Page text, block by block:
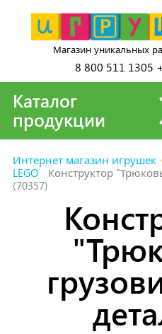
Магазин уникальных
8 800 511 1305
Каталог
продукции
Интернет магазин игрушек
LEGO
Конструктор
(70357)